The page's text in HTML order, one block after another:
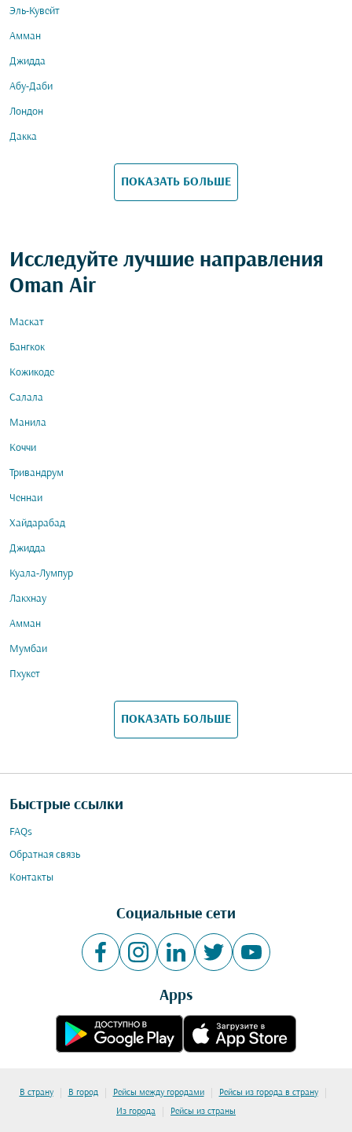
Эль-Кувейт
Амман
Джидда
Абу-Даби
Лондон
Дакка
ПОКАЗАТЬ БОЛЬШЕ
Исследуйте лучшие направления
Oman Air
Маскат
Бангкок
Кожикоде
Салала
Манила
Коччи
Тривандрум
Ченнаи
Хайдарабад
Джидда
Куала-Лумпур
Лакхнау
Амман
Мумбаи
Пхукет
ПОКАЗАТЬ БОЛЬШЕ
Быстрые ссылки
FAQs
Обратная связь
Контакты
Социальные сети
Apps
В страну | В город | Рейсы между городами | Рейсы из города в страну |
Из города | Рейсы из страны